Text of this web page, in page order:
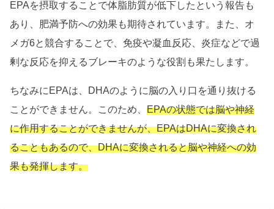
EPAを摂取することで体脂肪質が低下したという報告も
あり、肥満予防への効果も期待されています。また、オ
メガ6と競合することで、免疫や凝血反応、炎症などで過
剰な反応を抑えるブレーキのような役割も果たします。
ちなみにEPAは、DHAのように脳の入り口を通り抜ける
ことができません。このため、EPAの状態では脳や神経
に作用することができませんが、EPAはDHAに変換され
ることもあるので、DHAに変換されると脳や神経への効
果も発揮します。